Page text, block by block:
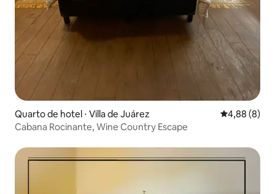
Quarto de hotel ⋅ Villa de Juárez 4,88 de uma
4,88 (8)
Cabana Rocinante, Wine Country Escape